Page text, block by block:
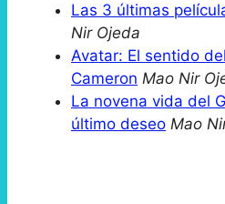
Las 3 últimas
Nir Ojeda
Avatar: El sentido
Cameron Mao Nir
La novena vida del
último deseo Mao